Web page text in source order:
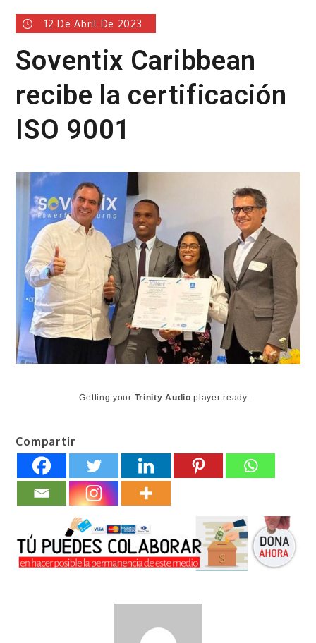
12 De Abril De 2023
Soventix Caribbean
recibe la certificación
ISO 9001
Getting your Trinity Audio player ready...
Compartir